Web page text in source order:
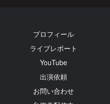
プロフィール
ライブレポート
YouTube
出演依頼
お問い合わせ